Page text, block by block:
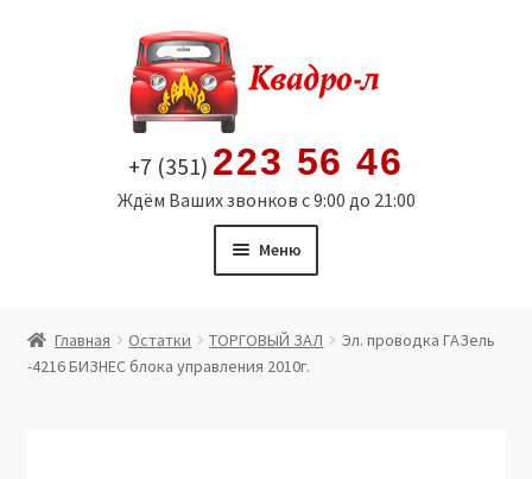
содержимому
+7 (351) 223 56 46
Ждём Ваших звонков с 9:00 до 21:00
Меню
Витрина
Главная Остатки ТОРГОВЫЙ ЗАЛ
Эл. проводка ГАЗель
-4216 БИЗНЕС блока управления 2010г.